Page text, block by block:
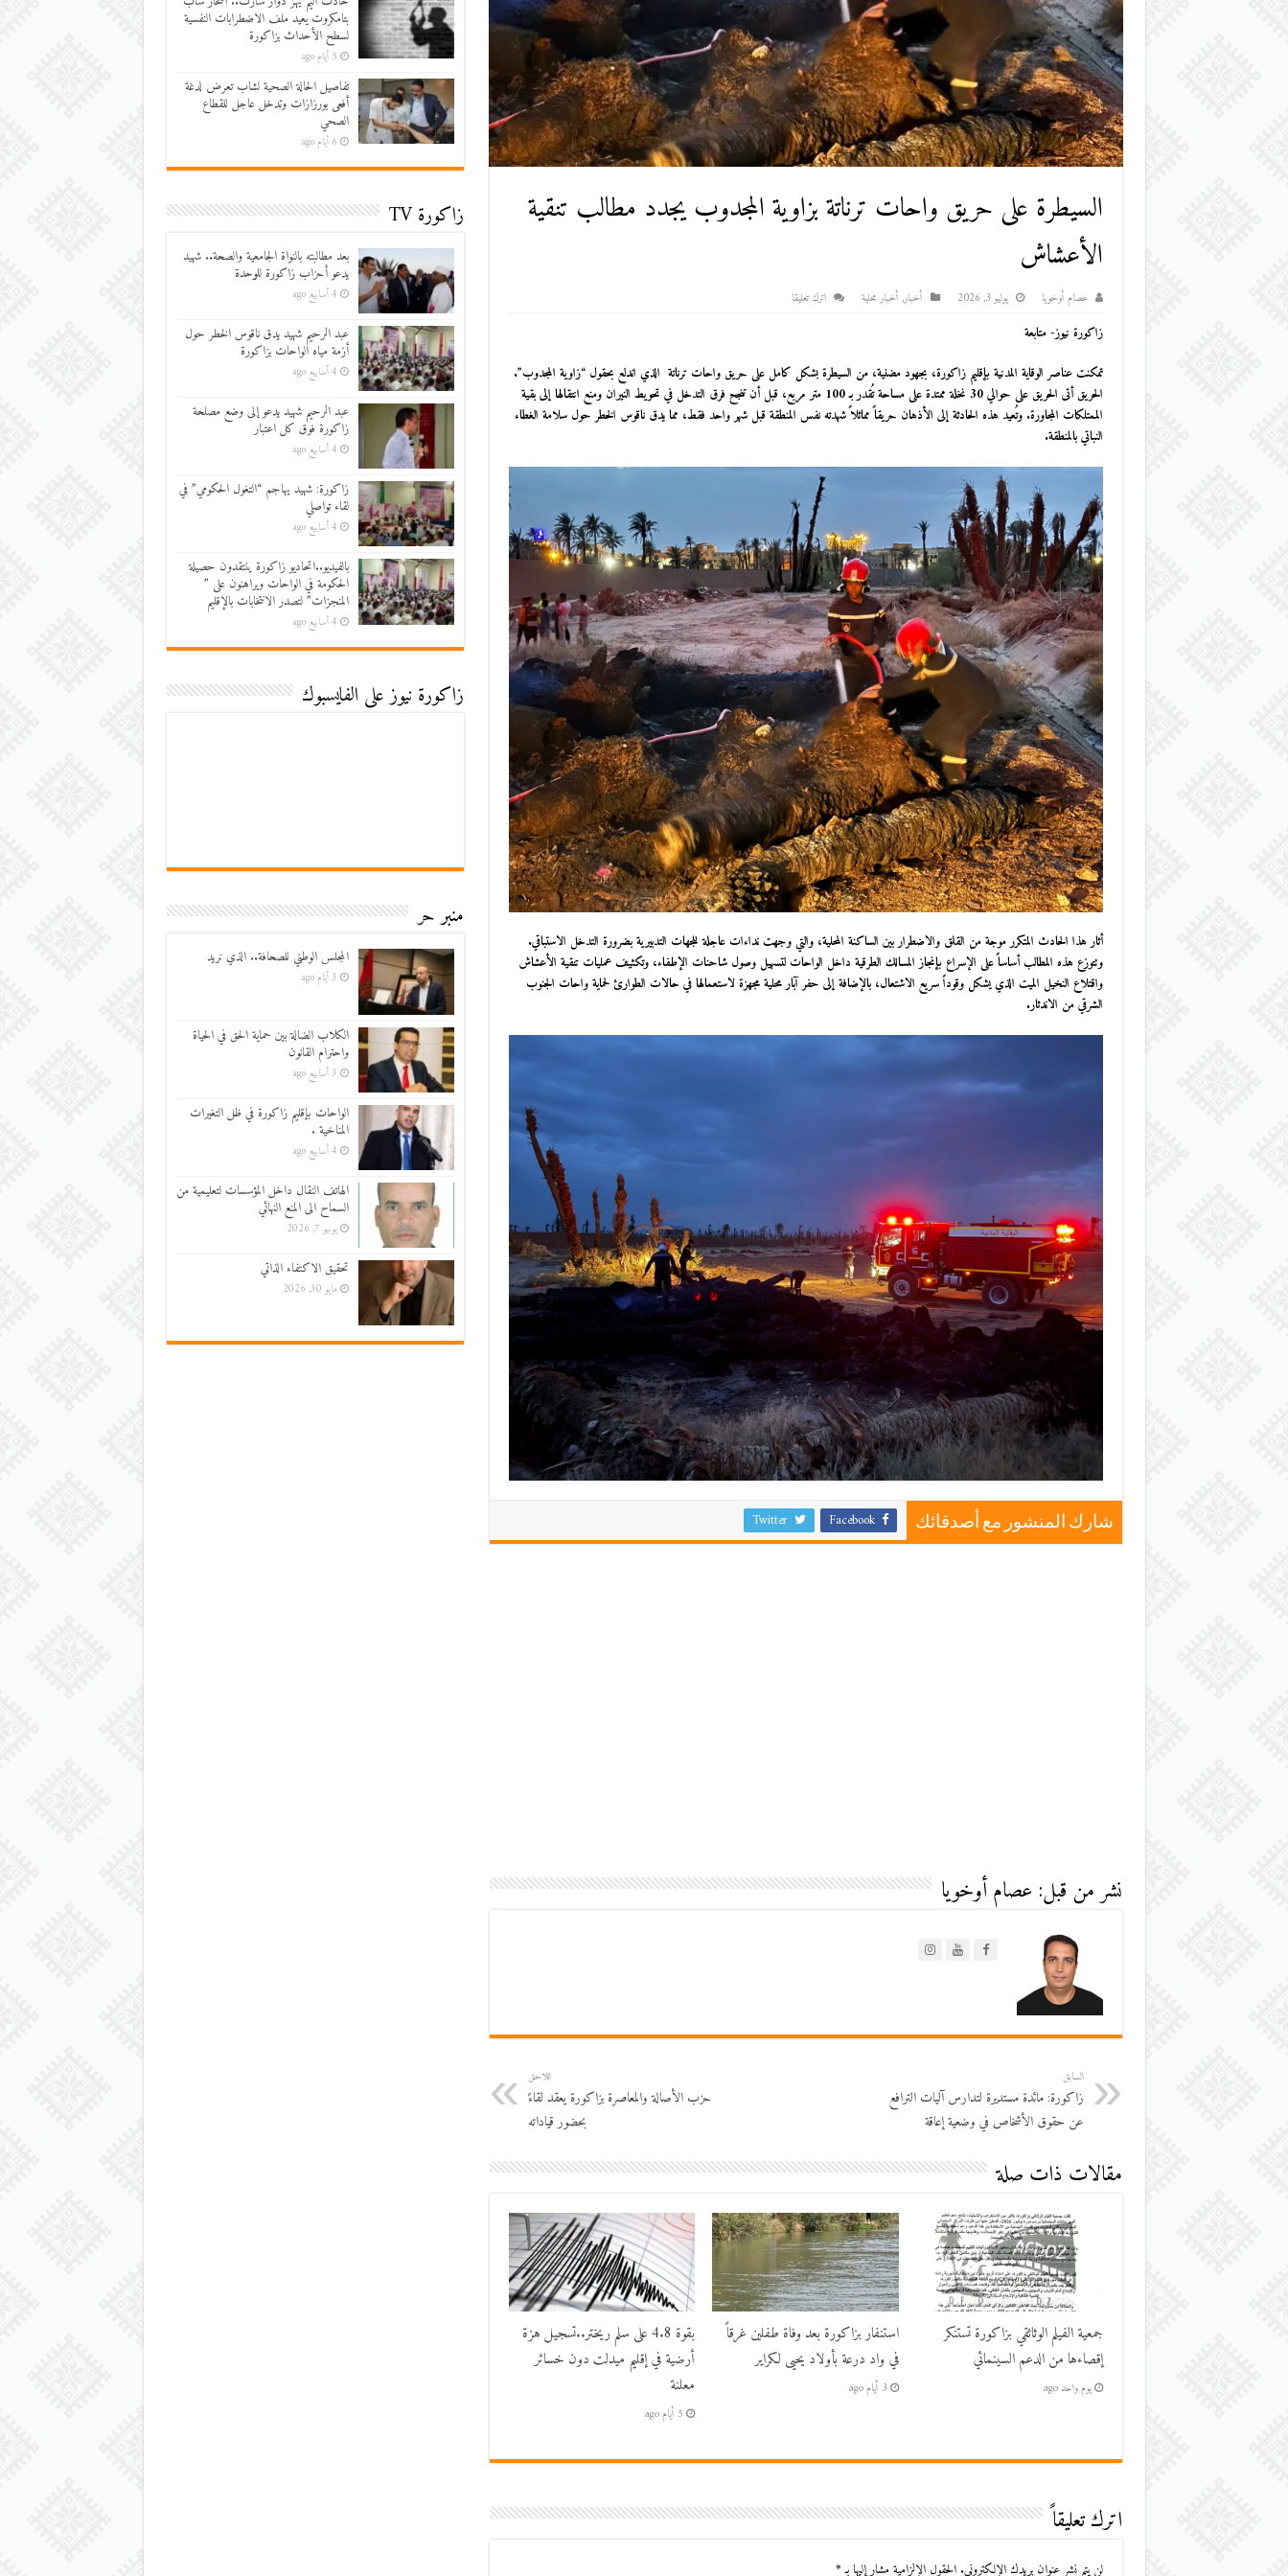
السيطرة على حريق واحات ترناتة بزاوية المجدوب يجدد مطالب تنقية
الأعشاش
عصام أوخويا يوليو 3, 2026 أخبار, أخبار محلية اترك تعليقا
زاكورة نيوز- متابعة
تمكنت عناصر الوقاية المدنية بإقليم زاكورة، بجهود مضنية، من السيطرة بشكل كامل على حريق واحات ترناتة الذي اندلع بحقول “زاوية المجدوب”.
الحريق أتى الحريق على حوالي 30 نخلة ممتدة على مساحة تُقدر بـ 100 متر مربع، قبل أن تنجح فرق التدخل في تحويط النيران ومنع انتقالها إلى بقية
الممتلكات المجاورة. وتُعيد هذه الحادثة إلى الأذهان حريقاً مماثلاً شهدته نفس المنطقة قبل شهر واحد فقط، مما يدق ناقوس الخطر حول سلامة الغطاء
النباتي بالمنطقة.
أثار هذا الحادث المتكرر موجة من القلق والاضطرار بين الساكنة المحلية، والتي وجهت نداءات عاجلة للجهات التدبيرية بضرورة التدخل الاستباقي.
وتتوزع هذه المطالب أساساً على الإسراع بإنجاز المسالك الطرقية داخل الواحات لتسهيل وصول شاحنات الإطفاء، وتكثيف عمليات تنقية الأعشاش
واقتلاع النخيل الميت الذي يشكل وقوداً سريع الاشتعال، بالإضافة إلى حفر آبار محلية مجهزة لاستعمالها في حالات الطوارئ لحماية واحات الجنوب
الشرقي من الاندثار.
شارك المنشور مع أصدقائك Facebook
Twitter
نشر من قبل: عصام أوخويا
السابق
زاكورة: مائدة مستديرة لتدارس آليات الترافع
عن حقوق الأشخاص في وضعية إعاقة
اللاحق
حزب الأصالة والمعاصرة بزاكورة يعقد لقاءً
بحضور قياداته
مقالات ذات صلة
جمعية الفيلم الوثائقي بزاكورة تستنكر
إقصاءها من الدعم السينمائي
يوم واحد ago
استنفار بزاكورة بعد وفاة طفلين غرقاً
في واد درعة بأولاد يحيى لكراير
3 أيام ago
بقوة 4.8 على سلم ريختر..تسجيل هزة
أرضية في إقليم ميدلت دون خسائر
معلنة
5 أيام ago
اترك تعليقاً
لن يتم نشر عنوان بريدك الإلكتروني. الحقول الإلزامية مشار إليها بـ*
بتامكروت يعيد ملف الاضطرابات النفسية
لسطح الأحداث بزاكورة
5 أيام ago
تفاصيل الحالة الصحية لشاب تعرض لدغة
أفعى بورزازات وتدخل عاجل للقطاع
الصحي
6 أيام ago
زاكورة TV
بعد مطالبته بالنواة الجامعية والصحة.. شهيد
يدعو أحزاب زاكورة للوحدة
4 أسابيع ago
عبد الرحيم شهيد يدق ناقوس الخطر حول
أزمة مياه الواحات بزاكورة
4 أسابيع ago
عبد الرحيم شهيد يدعو إلى وضع مصلحة
زاكورة فوق كل اعتبار
4 أسابيع ago
زاكورة: شهيد يهاجم “التغول الحكومي” في
لقاء تواصلي
4 أسابيع ago
بالفيديو..اتحاديو زاكورة ينتقدون حصيلة
الحكومة في الواحات ويراهنون على ”
المنجزات” لتصدر الانتخابات بالإقليم
4 أسابيع ago
زاكورة نيوز على الفايسبوك
منبر حر
المجلس الوطني للصحافة.. الذي نريد
3 أيام ago
الكلاب الضالة بين حماية الحق في الحياة
واحترام القانون
3 أسابيع ago
الواحات بإقليم زاكورة في ظل التغيرات
المناخية .
4 أسابيع ago
الهاتف النقال داخل المؤسسات لتعليمية من
السماح الى المنع النهائي
يونيو 7, 2026
تحقيق الاكتفاء الذاتي
مايو 30, 2026